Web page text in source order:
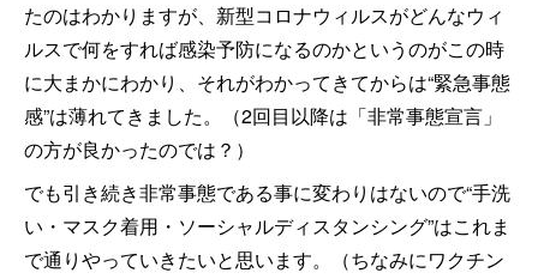
たのはわかりますが、新型コロナウィルスがどんなウィ
ルスで何をすれば感染予防になるのかというのがこの時
に大まかにわかり、それがわかってきてからは“緊急事態
感”は薄れてきました。（2回目以降は「非常事態宣言」
の方が良かったのでは？）
でも引き続き非常事態である事に変わりはないので“手洗
い・マスク着用・ソーシャルディスタンシング”はこれま
で通りやっていきたいと思います。（ちなみにワクチン